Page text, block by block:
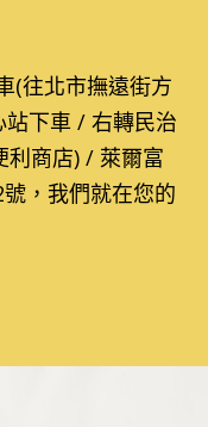
(往北市撫遠街方
下車 / 右轉民治
利商店) / 萊爾富
，我們就在您的